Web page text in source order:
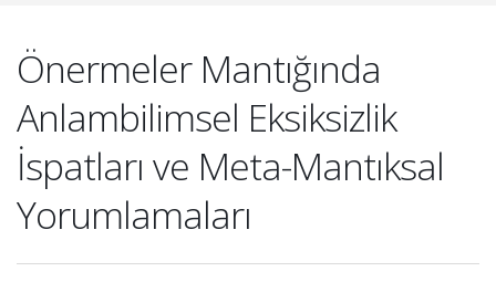
Önermeler Mantığında
Anlambilimsel Eksiksizlik
İspatları ve Meta-Mantıksal
Yorumlamaları